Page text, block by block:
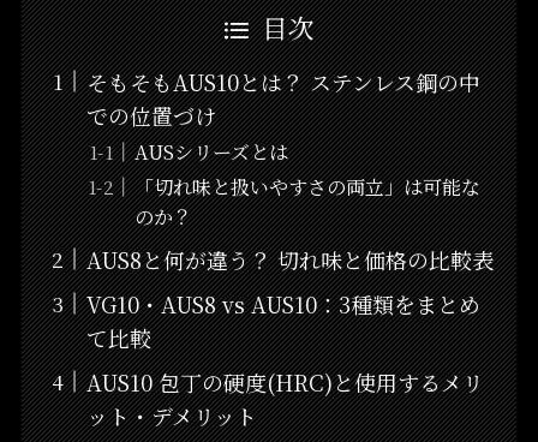
目次
そもそもAUS10とは？ ステンレス鋼の中
での位置づけ
AUSシリーズとは
「切れ味と扱いやすさの両立」は可能な
のか？
AUS8と何が違う？ 切れ味と価格の比較表
VG10・AUS8 vs AUS10：3種類をまとめ
て比較
AUS10 包丁の硬度(HRC)と使用するメリ
ット・デメリット